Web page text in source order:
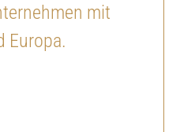
mit
Europa.